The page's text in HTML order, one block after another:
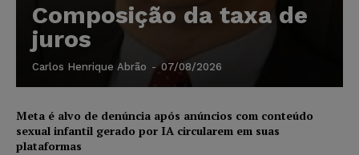
Composição da taxa de
juros
Carlos Henrique Abrão - 07/08/2026
Meta é alvo de denúncia após anúncios com conteúdo
sexual infantil gerado por IA circularem em suas
plataformas